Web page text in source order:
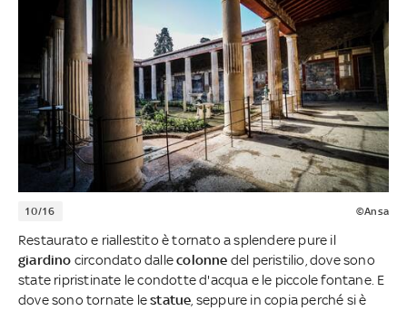
10/16 ©Ansa
Restaurato e riallestito è tornato a splendere pure il
giardino circondato dallecolonne del peristilio, dove sono
state ripristinate le condotte d'acqua e le piccole fontane. E
dove sono tornate lestatue , seppure in copia perché si è